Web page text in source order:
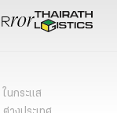
ในกระแส